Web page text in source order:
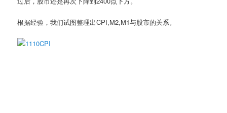
根据经验，我们试图整理出CPI,M2,M1与股市的关系。